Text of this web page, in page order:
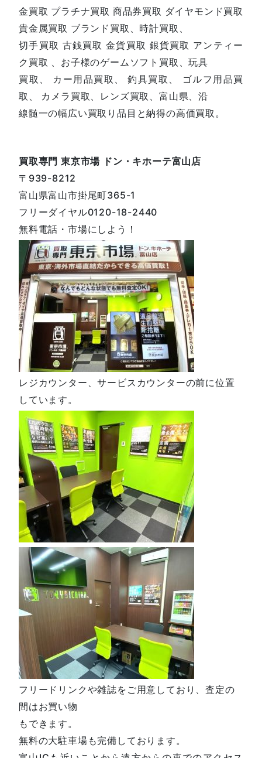
金買取 プラチナ買取 商品券買取 ダイヤモンド買取
貴金属買取 ブランド買取、時計買取、
切手買取 古銭買取 金貨買取 銀貨買取 アンティー
ク買取 、お子様のゲームソフト買取、玩具
買取、 カー用品買取、 釣具買取、 ゴルフ用品買
取、 カメラ買取、レンズ買取、富山県、沿
線髄一の幅広い買取り品目と納得の高価買取。
買取専門 東京市場 ドン・キホーテ富山店
〒939-8212
富山県富山市掛尾町365-1
フリーダイヤル0120-18-2440
無料電話・市場にしよう！
レジカウンター、サービスカウンターの前に位置
しています。
フリードリンクや雑誌をご用意しており、査定の
間はお買い物
もできます。
無料の大駐車場も完備しております。